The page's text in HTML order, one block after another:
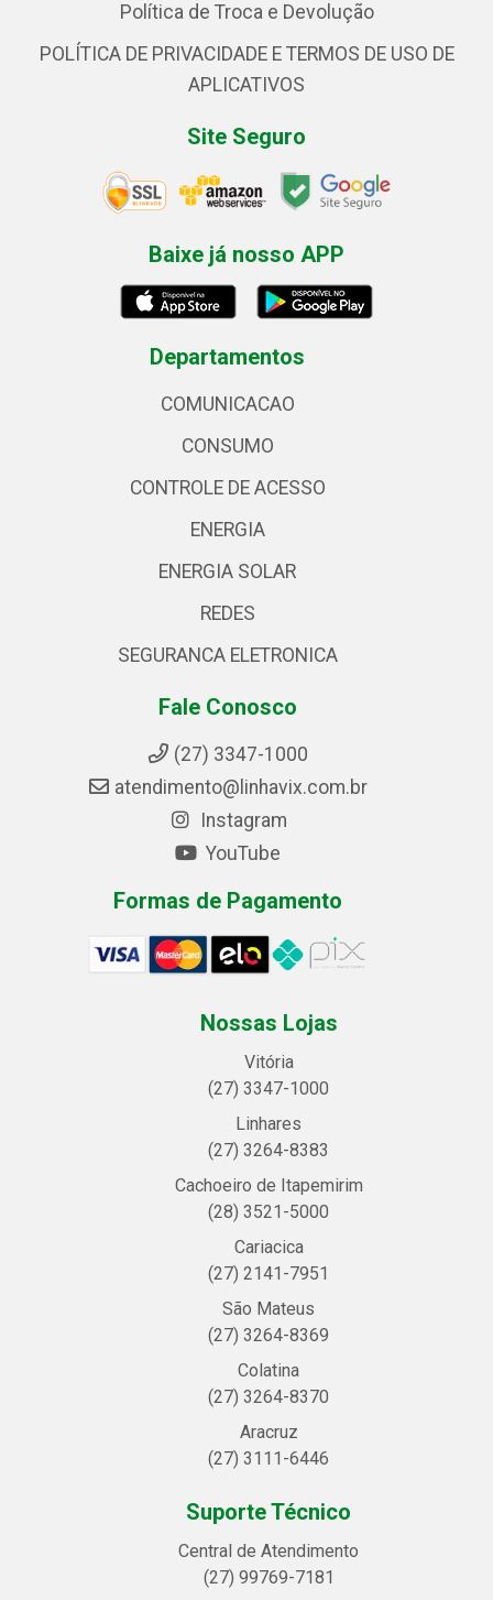
Política de Troca e Devolução
POLÍTICA DE PRIVACIDADE E TERMOS DE USO DE
APLICATIVOS
Site Seguro
Baixe já nosso APP
Departamentos
COMUNICACAO
CONSUMO
CONTROLE DE ACESSO
ENERGIA
ENERGIA SOLAR
REDES
SEGURANCA ELETRONICA
Fale Conosco
(27) 3347-1000
atendimento@linhavix.com.br
Instagram
YouTube
Formas de Pagamento
Nossas Lojas
Vitória
(27) 3347-1000
Linhares
(27) 3264-8383
Cachoeiro de Itapemirim
(28) 3521-5000
Cariacica
(27) 2141-7951
São Mateus
(27) 3264-8369
Colatina
(27) 3264-8370
Aracruz
(27) 3111-6446
Suporte Técnico
Central de Atendimento
(27) 99769-7181